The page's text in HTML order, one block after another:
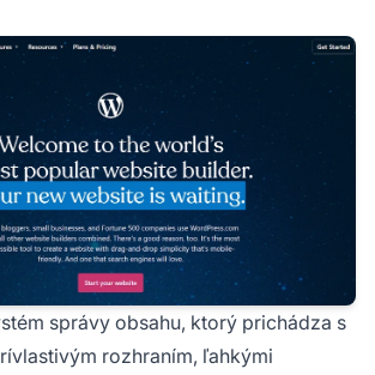
správy obsahu, ktorý prichádza s
rozhraním, ľahkými